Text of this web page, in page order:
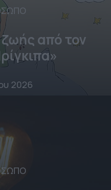
από τον
2026